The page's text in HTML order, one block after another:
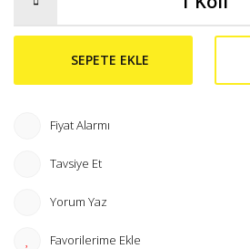
SEPETE EKLE
Fiyat Alarmı
Tavsiye Et
Yorum Yaz